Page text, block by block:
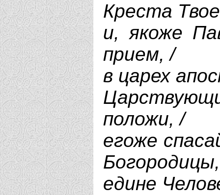
Креста
и, якоже
прием, /
в царех
положи, /
егоже
едине